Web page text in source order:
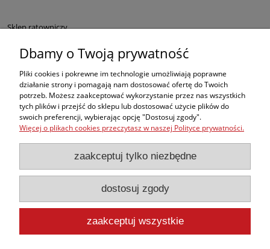
Sklep ratowniczy
Defibrylatory AED
Fantomy RKO
Sprzęt ratowniczy dla służb mundurowych
Apteczki pierwszej pomocy
, ale w naszej ofercie znajdą Państwo także inne produkty medyczne
najwyższej jakości, takie jak sprzęt do ewakuacji czy nowoczesne środki do
opatrywania oparzeń i krwotoków.
pokaż pełną wersję strony
Dbamy o Twoją prywatność
Pliki cookies i pokrewne im technologie umożliwiają poprawne
działanie strony i pomagają nam dostosować ofertę do Twoich
potrzeb. Możesz zaakceptować wykorzystanie przez nas wszystkich
tych plików i przejść do sklepu lub dostosować użycie plików do
swoich preferencji, wybierając opcję "Dostosuj zgody".
Więcej o plikach cookies przeczytasz w naszej Polityce prywatności.
zaakceptuj tylko niezbędne
dostosuj zgody
zaakceptuj wszystkie